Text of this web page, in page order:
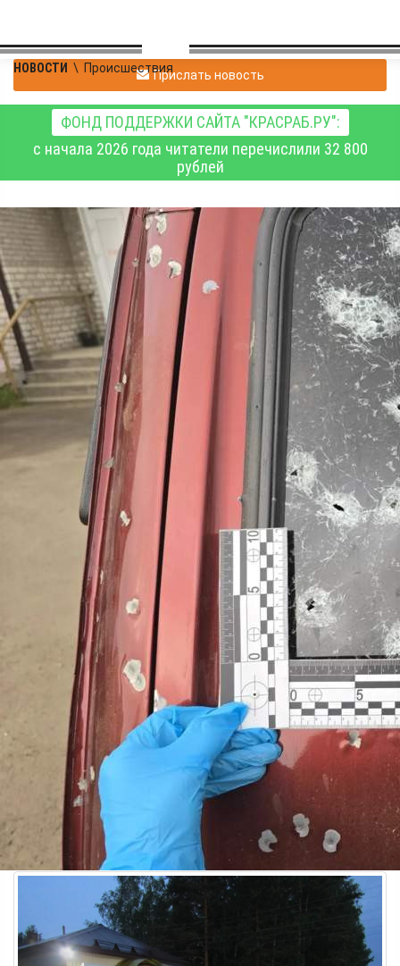
НОВОСТИ \ ПроисшествияПрислать новость
ФОНД ПОДДЕРЖКИ САЙТА "КРАСРАБ.РУ":
с начала 2026 года читатели перечислили 32 800
рублей
Красноярец
подозревается в
убийстве мужчины и
покушении на убийство
четырёх человек
Происшествия
11.06.2026 18:50